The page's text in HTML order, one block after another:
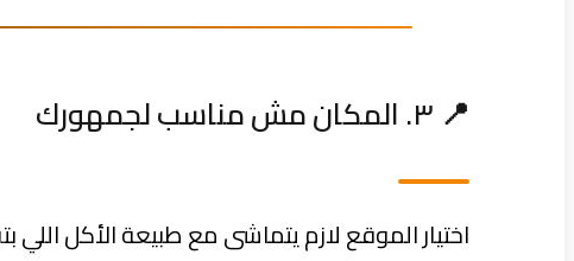
📍 ٣. المكان مش مناسب لجمهورك
اختيار الموقع لازم يتماشى مع طبيعة الأكل